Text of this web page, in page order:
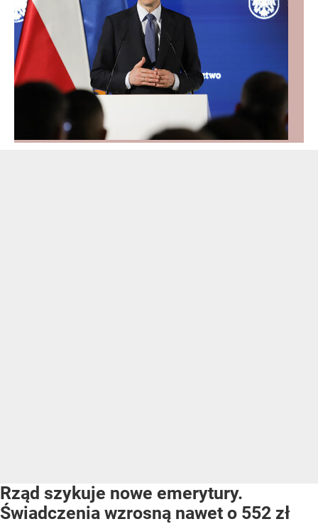
Rząd szykuje nowe emerytury.
Świadczenia wzrosną nawet o 552 zł